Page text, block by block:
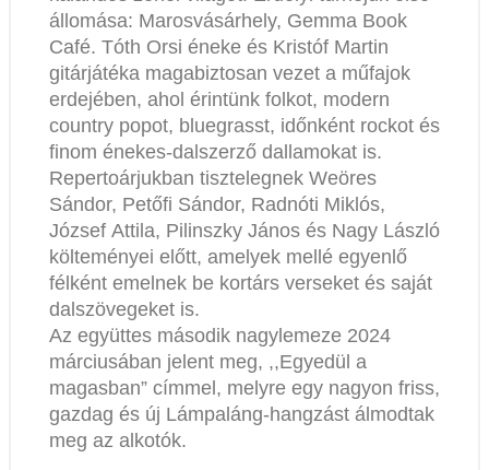
állomása: Marosvásárhely, Gemma Book
Café. Tóth Orsi éneke és Kristóf Martin
gitárjátéka magabiztosan vezet a műfajok
erdejében, ahol érintünk folkot, modern
country popot, bluegrasst, időnként rockot és
finom énekes-dalszerző dallamokat is.
Repertoárjukban tisztelegnek Weöres
Sándor, Petőfi Sándor, Radnóti Miklós,
József Attila, Pilinszky János és Nagy László
költeményei előtt, amelyek mellé egyenlő
félként emelnek be kortárs verseket és saját
dalszövegeket is.
Az együttes második nagylemeze 2024
márciusában jelent meg, ,,Egyedül a
magasban” címmel, melyre egy nagyon friss,
gazdag és új Lámpaláng-hangzást álmodtak
meg az alkotók.